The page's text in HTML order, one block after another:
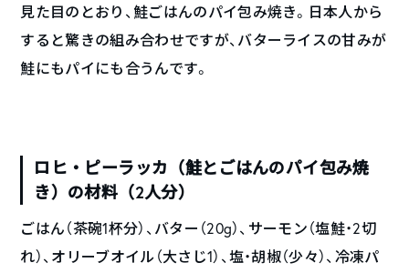
見た目のとおり、鮭ごはんのパイ包み焼き。日本人から
すると驚きの組み合わせですが、バターライスの甘みが
鮭にもパイにも合うんです。
ロヒ・ピーラッカ（鮭とごはんのパイ包み焼
き）の材料（2人分）
ごはん（茶碗1杯分）、バター（20g）、サーモン（塩鮭・2切
れ）、オリーブオイル（大さじ1）、塩・胡椒（少々）、冷凍パ